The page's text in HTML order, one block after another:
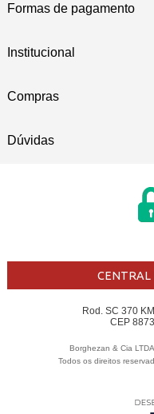
Formas de pagamento
Institucional
Compras
Dúvidas
CENTRAL
Rod. SC 370
CEP
Borghezan & Cia
Todos os direitos